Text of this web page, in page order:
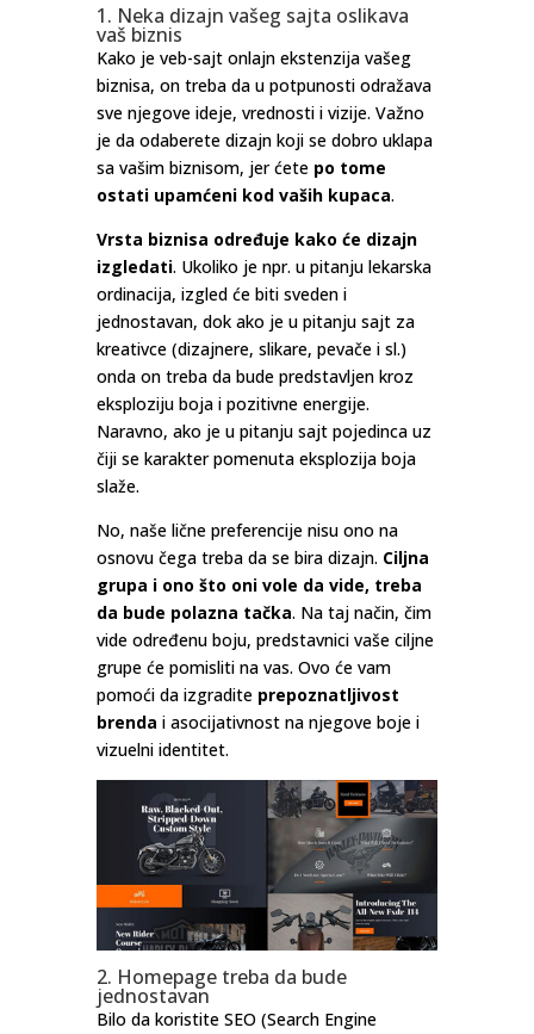
1. Neka dizajn vašeg sajta oslikava
vaš biznis
Kako je veb-sajt onlajn ekstenzija vašeg
biznisa, on treba da u potpunosti odražava
sve njegove ideje, vrednosti i vizije. Važno
je da odaberete dizajn koji se dobro uklapa
sa vašim biznisom, jer ćete po tome
ostati upamćeni kod vaših kupaca.
Vrsta biznisa određuje kako će dizajn
izgledati. Ukoliko je npr. u pitanju lekarska
ordinacija, izgled će biti sveden i
jednostavan, dok ako je u pitanju sajt za
kreativce (dizajnere, slikare, pevače i sl.)
onda on treba da bude predstavljen kroz
eksploziju boja i pozitivne energije.
Naravno, ako je u pitanju sajt pojedinca uz
čiji se karakter pomenuta eksplozija boja
slaže.
No, naše lične preferencije nisu ono na
osnovu čega treba da se bira dizajn. Ciljna
grupa i ono što oni vole da vide, treba
da bude polazna tačka. Na taj način, čim
vide određenu boju, predstavnici vaše ciljne
grupe će pomisliti na vas. Ovo će vam
pomoći da izgradite prepoznatljivost
brenda i asocijativnost na njegove boje i
vizuelni identitet.
2. Homepage treba da bude
jednostavan
Bilo da koristite SEO (Search Engine